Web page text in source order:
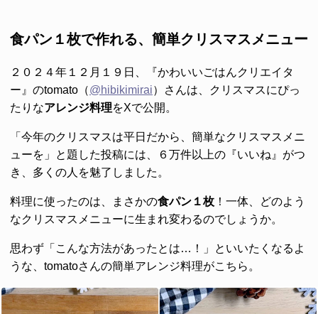
食パン１枚で作れる、簡単クリスマスメニュー
２０２４年１２月１９日、『かわいいごはんクリエイタ
ー』のtomato（@hibikimirai）さんは、クリスマスにぴっ
たりなアレンジ料理をXで公開。
「今年のクリスマスは平日だから、簡単なクリスマスメニ
ューを」と題した投稿には、６万件以上の『いいね』がつ
き、多くの人を魅了しました。
料理に使ったのは、まさかの食パン１枚 ！一体、どのよう
なクリスマスメニューに生まれ変わるのでしょうか。
思わず「こんな方法があったとは…！」といいたくなるよ
うな、tomatoさんの簡単アレンジ料理がこちら。